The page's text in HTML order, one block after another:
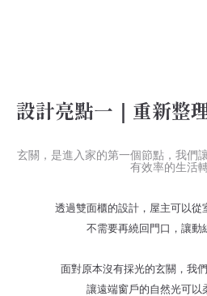
設計亮點一｜重新整
玄關，是進入家的第一個節點，我們
有效率的生活
透過雙面櫃的設計，屋主可以從
不需要再繞回門口，讓動
面對原本沒有採光的玄關，我
讓遠端窗戶的自然光可以